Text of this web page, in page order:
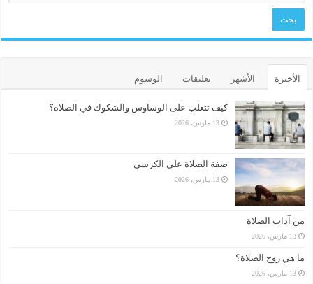
الأخيرة الأشهر تعليقات الوسوم
كيف تتغلب على الوساوس والشكوك في الصلاة؟
13 مارس، 2026
صفة الصلاة على الكرسي
13 مارس، 2026
من آداب الصلاة
13 مارس، 2026
ما هي روح الصلاة؟
13 مارس، 2026